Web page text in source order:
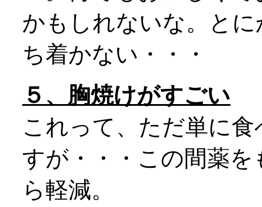
かもしれないな。と
ち着かない・・・
５、胸焼けがすごい
これって、ただ単に
すが・・・この間薬
ら軽減。